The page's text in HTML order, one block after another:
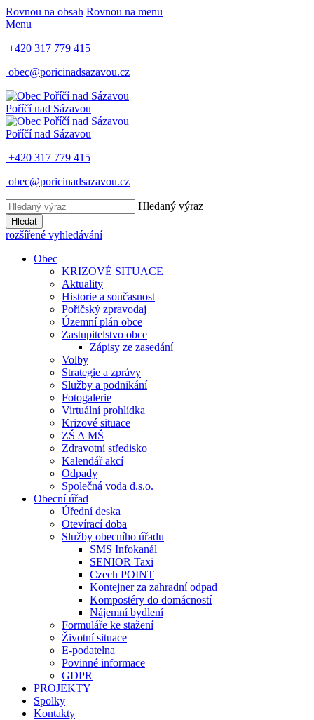
Rovnou na obsah Rovnou na menu
Menu
+420 317 779 415
obec@poricinadsazavou.cz
Poříčí nad Sázavou
Poříčí nad Sázavou
+420 317 779 415
obec@poricinadsazavou.cz
Hledaný výraz
Hledat
rozšířené vyhledávání
Obec
KRIZOVÉ SITUACE
Aktuality
Historie a současnost
Poříčský zpravodaj
Územní plán obce
Zastupitelstvo obce
Zápisy ze zasedání
Volby
Strategie a zprávy
Služby a podnikání
Fotogalerie
Virtuální prohlídka
Krizové situace
ZŠ A MŠ
Zdravotní středisko
Kalendář akcí
Odpady
Společná voda d.s.o.
Obecní úřad
Úřední deska
Otevírací doba
Služby obecního úřadu
SMS Infokanál
SENIOR Taxi
Czech POINT
Kontejner za zahradní odpad
Kompostéry do domácností
Nájemní bydlení
Formuláře ke stažení
Životní situace
E-podatelna
Povinné informace
GDPR
PROJEKTY
Spolky
Kontakty